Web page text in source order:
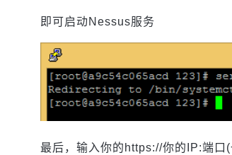
即可启动Nessus服务
最后，输入你的https://你的IP:端